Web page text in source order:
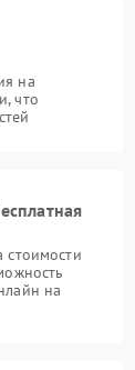
на
что
стоимости
на